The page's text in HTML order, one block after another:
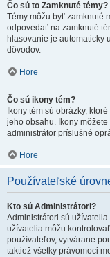
Čo sú to Zamknuté témy?
Témy môžu byť zamknuté
odpovedať na zamknuté
hlasovanie je automaticky
dôvodov.
Hore
Čo sú ikony tém?
Ikony tém sú obrázky,
jeho obsahu. Ikony
administrátor príslušné
Hore
Používateľské
Kto sú Administrátori?
Administrátori sú
užívatelia môžu
používateľov, vytvárane
taktiež všetky právomoci